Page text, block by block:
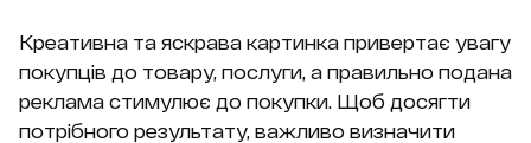
Креативна та яскрава картинка привертає увагу
покупців до товару, послуги, а правильно подана
реклама стимулює до покупки. Щоб досягти
потрібного результату, важливо визначити